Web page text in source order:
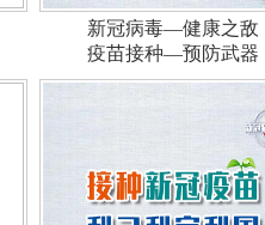
新冠病毒—健康之敌
疫苗接种—预防武器